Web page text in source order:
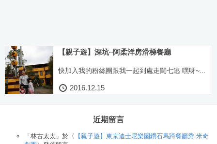
【親子遊】深坑~阿柔洋房滑梯餐廳
快加入我的粉絲團跟我一起到處走闖七逃 嘿呀~...
2016.12.15
近期留言
「 林古太太 」於〈
【親子遊】東京迪士尼樂園鑽石馬蹄餐廳秀:米奇